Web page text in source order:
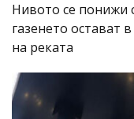
Нивото се понижи
газенето остават
на реката